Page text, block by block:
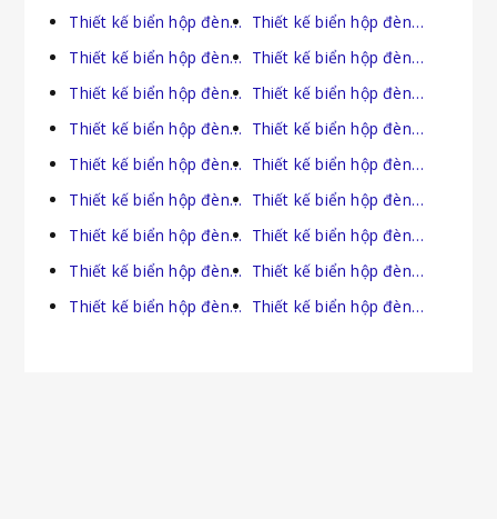
Thiết kế biển hộp đèn tại Quảng Bình
Thiết kế biển hộp đèn tại Quảng Nam
Thiết kế biển hộp đèn tại Quảng Ngãi
Thiết kế biển hộp đèn tại Quảng Ninh
Thiết kế biển hộp đèn tại Quảng Trị
Thiết kế biển hộp đèn tại Sóc Trăng
Thiết kế biển hộp đèn tại Sơn La
Thiết kế biển hộp đèn tại Tây Ninh
Thiết kế biển hộp đèn tại Thái Bình
Thiết kế biển hộp đèn tại Thái Nguyên
Thiết kế biển hộp đèn tại Thanh Hóa
Thiết kế biển hộp đèn tại Thừa Thiên Huế
Thiết kế biển hộp đèn tại Tiền Giang
Thiết kế biển hộp đèn tại Trà Vinh
Thiết kế biển hộp đèn tại Tuyên Quang
Thiết kế biển hộp đèn tại Vĩnh Long
Thiết kế biển hộp đèn tại Vĩnh Phúc
Thiết kế biển hộp đèn tại Yên Bái